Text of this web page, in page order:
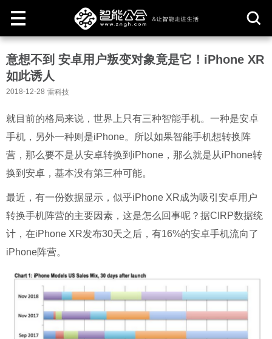
取
意想不到 安卓用户叛变对象竟是它！iPhone XR
如此诱人
2018-12-28 雷科技
就目前的格局来说，世界上只有三种智能手机。一种是安卓
手机，另外一种则是iPhone。所以如果智能手机想转换阵
营，那么要不是从安卓转换到iPhone，那么就是从iPhone转
换到安卓，基本没有第三种可能。
最近，有一份数据显示，似乎iPhone XR成为吸引安卓用户
转换手机阵营的主要因素，这是怎么回事呢？ 据CIRP数据统
计，在iPhone XR发布30天之后，有16%的安卓手机流向了
iPhone阵营。